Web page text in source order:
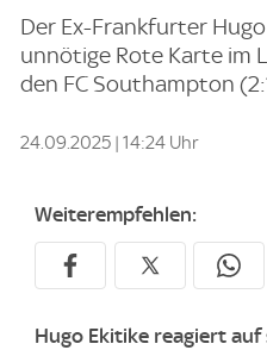
Der Ex-Frankfurter
unnötige Rote Karte im
den FC Southampton
24.09.2025 | 14:24 Uhr
Weiterempfehlen:
Hugo Ekitike reagiert auf